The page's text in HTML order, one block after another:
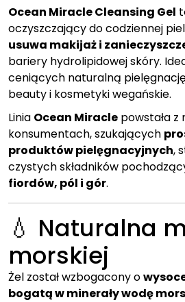
Ocean Miracle Cleansing Gel
oczyszczający do codziennej
usuwa makijaż i
bariery hydrolipidowej skóry.
ceniących naturalną
beauty i kosmetyki wegańskie.
Linia Ocean Miracle powstała
konsumentach, szukających
produktów pielęgnacyjnych,
czystych składników
fiordów, pól i gór.
💧 Naturalna
morskiej
Żel został wzbogacony o
bogatą w minerały wodę